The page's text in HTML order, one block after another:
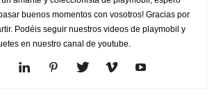
buenos momentos con vosotros! Gracias por
Podéis seguir nuestros videos de playmobil y
en nuestro canal de youtube.